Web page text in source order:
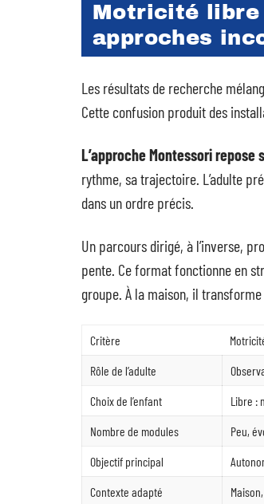
Motricité libre
approches
Les résultats de recherche
Cette confusion produit des
L’approche Montessori
rythme, sa trajectoire. L’adulte
dans un ordre précis.
Un parcours dirigé, à l’inverse,
pente. Ce format fonctionne en
groupe. À la maison, il
Critère
Rôle de l’adulte
Choix de l’enfant
Libre :
Nombre de modules
Peu,
Objectif principal
Contexte adapté